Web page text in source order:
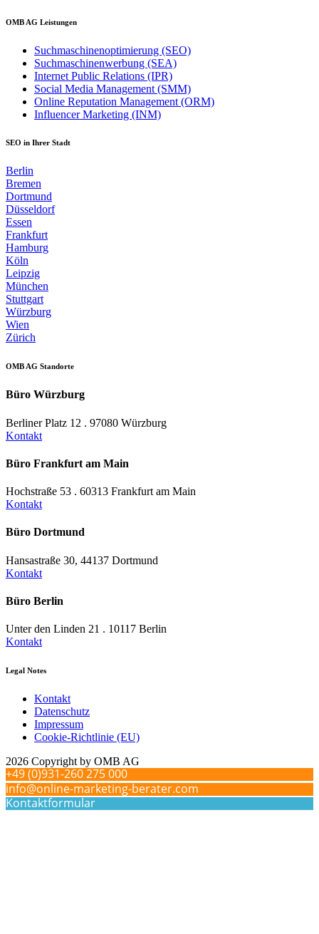
OMB AG Leistungen
Suchmaschinenoptimierung (SEO)
Suchmaschinenwerbung (SEA)
Internet Public Relations (IPR)
Social Media Management (SMM)
Online Reputation Management (ORM)
Influencer Marketing (INM)
SEO in Ihrer Stadt
Berlin
Bremen
Dortmund
Düsseldorf
Essen
Frankfurt
Hamburg
Köln
Leipzig
München
Stuttgart
Würzburg
Wien
Zürich
OMB AG Standorte
Büro Würzburg
Berliner Platz 12 . 97080 Würzburg
Kontakt
Büro Frankfurt am Main
Hochstraße 53 . 60313 Frankfurt am Main
Kontakt
Büro Dortmund
Hansastraße 30, 44137 Dortmund
Kontakt
Büro Berlin
Unter den Linden 21 . 10117 Berlin
Kontakt
Legal Notes
Kontakt
Datenschutz
Impressum
Cookie-Richtlinie (EU)
2026 Copyright by OMB AG
+49 (0)931-260 275 000
info@online-marketing-berater.com
Kontaktformular